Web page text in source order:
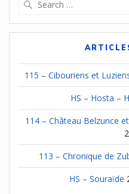
115 – Cibouriens et
HS – Hosta –
114 – Château Belzunce
113 – Chronique de
HS – Souraïde